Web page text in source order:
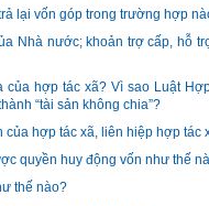
lại vốn góp trong trường hợp
Nhà nước; khoản trợ cấp, hỗ
hợp tác xã? Vì sao Luật
“tài sản không chia”?
hợp tác xã, liên hiệp hợp tác
quyền huy động vốn như thế
thế nào?